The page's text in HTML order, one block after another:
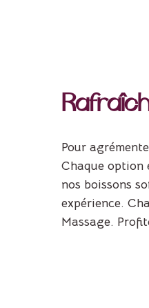
Pour
Chaque option
nos boissons
expérience.
Massage.